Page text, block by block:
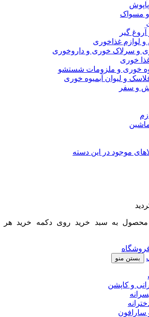
و مسواک
آروغ گیر
لوازم غذاخوری
و سرلاک خوری و داروخوری
خوری
خوری و ملزومات شستشو
و لیوان آبمیوه خوری
و سفر
موجود در این دسته
محصول به سبد خرید روی دکمه خرید هر
بستن منو
و کاپشن
سارافون